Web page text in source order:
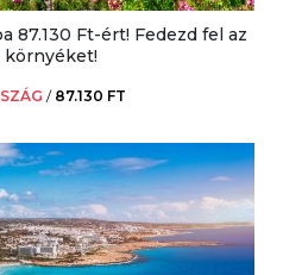
87.130 Ft-ért! Fedezd fel az
környéket!
/ 87.130 FT